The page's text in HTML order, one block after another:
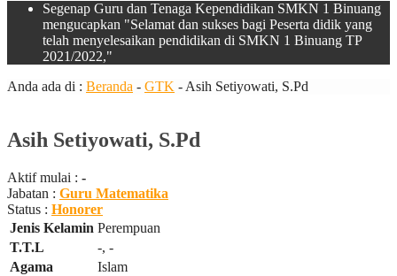
Segenap Guru dan Tenaga Kependidikan SMKN 1 Binuang
mengucapkan "Selamat dan sukses bagi Peserta didik yang
telah menyelesaikan pendidikan di SMKN 1 Binuang TP
2021/2022,"
Anda ada di : Beranda - GTK - Asih Setiyowati, S.Pd
Asih Setiyowati, S.Pd
Aktif mulai : -
Jabatan : Guru Matematika
Status : Honorer
Jenis Kelamin Perempuan
T.T.L
-, -
Agama
Islam